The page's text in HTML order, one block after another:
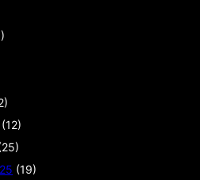
(12)
(19)